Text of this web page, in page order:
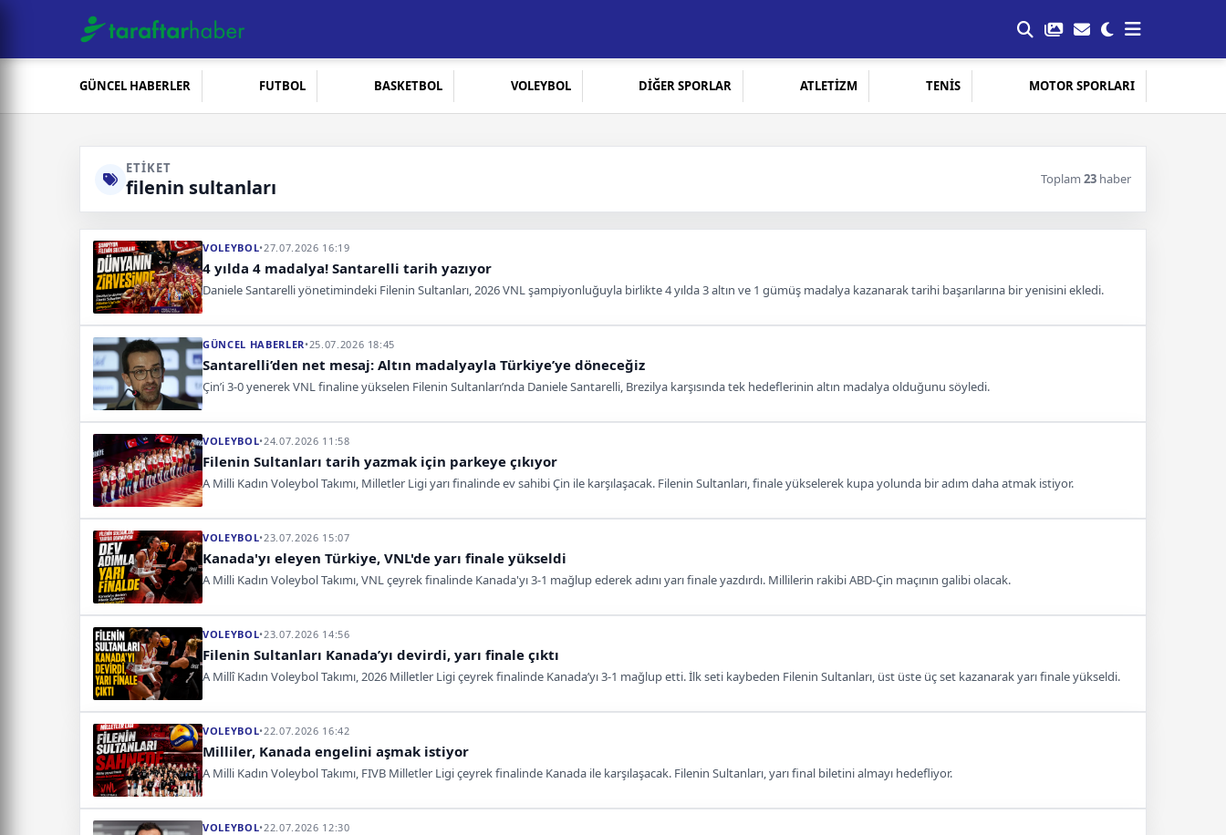
GÜNCEL HABERLER FUTBOL BASKETBOL VOLEYBOL DİĞER SPORLAR ATLETİZM TENİS MOTOR SPORLARI
ETIKET
filenin sultanları Toplam 23 haber
VOLEYBOL•27.07.2026 16:19
4 yılda 4 madalya! Santarelli tarih yazıyor
Daniele Santarelli yönetimindeki Filenin Sultanları, 2026 VNL şampiyonluğuyla birlikte 4 yılda 3 altın ve 1 gümüş madalya kazanarak tarihi başarılarına bir yenisini ekledi.
GÜNCEL HABERLER•25.07.2026 18:45
Santarelli’den net mesaj: Altın madalyayla Türkiye’ye döneceğiz
Çin’i 3-0 yenerek VNL finaline yükselen Filenin Sultanları’nda Daniele Santarelli, Brezilya karşısında tek hedeflerinin altın madalya olduğunu söyledi.
VOLEYBOL•24.07.2026 11:58
Filenin Sultanları tarih yazmak için parkeye çıkıyor
A Milli Kadın Voleybol Takımı, Milletler Ligi yarı finalinde ev sahibi Çin ile karşılaşacak. Filenin Sultanları, finale yükselerek kupa yolunda bir adım daha atmak istiyor.
VOLEYBOL•23.07.2026 15:07
Kanada'yı eleyen Türkiye, VNL'de yarı finale yükseldi
A Milli Kadın Voleybol Takımı, VNL çeyrek finalinde Kanada'yı 3-1 mağlup ederek adını yarı finale yazdırdı. Millilerin rakibi ABD-Çin maçının galibi olacak.
VOLEYBOL•23.07.2026 14:56
Filenin Sultanları Kanada’yı devirdi, yarı finale çıktı
A Millî Kadın Voleybol Takımı, 2026 Milletler Ligi çeyrek finalinde Kanada’yı 3-1 mağlup etti. İlk seti kaybeden Filenin Sultanları, üst üste üç set kazanarak yarı finale yükseldi.
VOLEYBOL•22.07.2026 16:42
Milliler, Kanada engelini aşmak istiyor
A Milli Kadın Voleybol Takımı, FIVB Milletler Ligi çeyrek finalinde Kanada ile karşılaşacak. Filenin Sultanları, yarı final biletini almayı hedefliyor.
VOLEYBOL•22.07.2026 12:30